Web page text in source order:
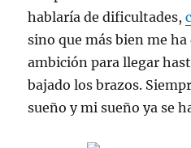
hablaría de dificultades,
sino que más bien me
ambición para llegar
bajado los brazos.
sueño y mi sueño ya se